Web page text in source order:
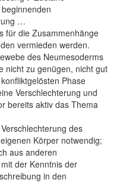
…
für die Zusammenhänge
vermieden werden.
des Neumesoderms
nicht zu genügen, nicht gut
Phase
Verschlechterung und
bereits aktiv das Thema
des
Körper notwendig;
aus anderen
der Kenntnis der
in den